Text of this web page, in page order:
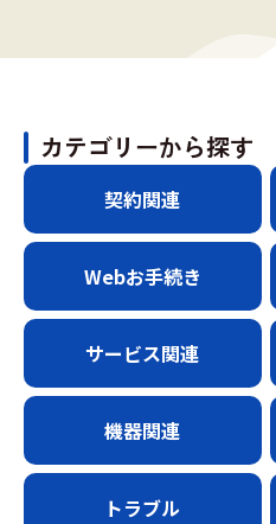
カテゴリーから探す
契約関連
Webお手続き
サービス関連
機器関連
トラブル